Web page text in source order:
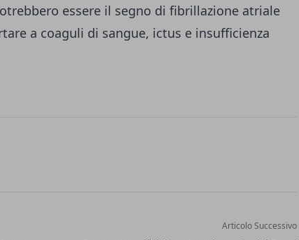
essere il segno di fibrillazione atriale
a coaguli di sangue, ictus e insufficienza
Articolo Successivo